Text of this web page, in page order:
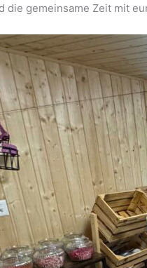
die gemeinsame Zeit mit